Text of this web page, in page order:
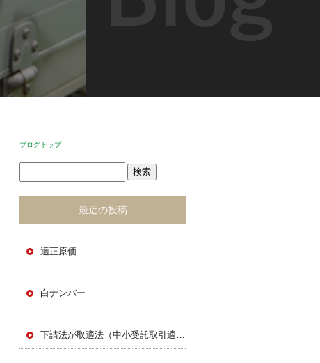
ブログトップ
最近の投稿
適正原価
白ナンバー